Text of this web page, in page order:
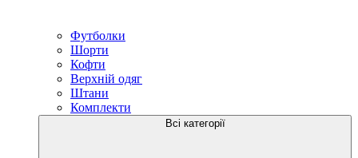
Футболки
Шорти
Кофти
Верхній одяг
Штани
Комплекти
Всі категорії